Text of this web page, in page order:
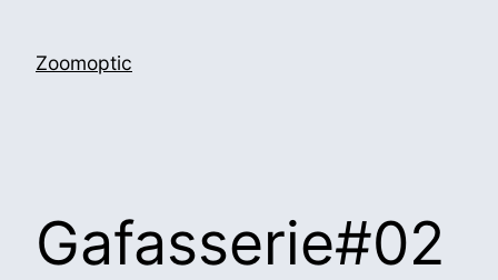
Zoomoptic
Gafasserie#02